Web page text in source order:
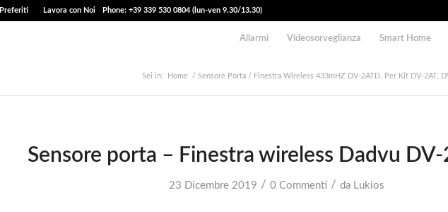
Preferiti Lavora con Noi Phone: +39 339 530 0804 (lun-ven 9.30/13.30)
Allarmi Videosorveglianza Smart Home
Sei in: Home / Sensore Porta / Finestra Wireless 433mHZ DV-2ATD. Per Kit DV-2AT,
Sensore porta – Finestra wireless Dadvu
23 Dicembre 2019 / 0 Commenti / da Lukios